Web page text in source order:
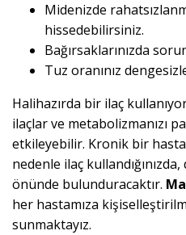
Midenizde
hissedebilirsiniz.
Bağırsaklarınızda
Tuz oranınız
Halihazırda bir ilaç
ilaçlar ve metabolizmanızı
etkileyebilir. Kronik bir
nedenle ilaç
önünde bulunduracaktır.
her hastamıza
sunmaktayız.